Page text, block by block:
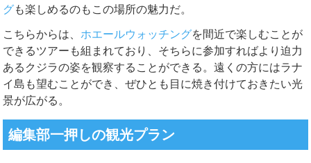
グも楽しめるのもこの場所の魅力だ。
こちらからは、 ホエールウォッチングを間近で楽しむことが
できるツアーも組まれており、そちらに参加すればより迫力
あるクジラの姿を観察することができる。遠くの方にはラナ
イ島も望むことができ、ぜひとも目に焼き付けておきたい光
景が広がる。
編集部一押しの観光プラン